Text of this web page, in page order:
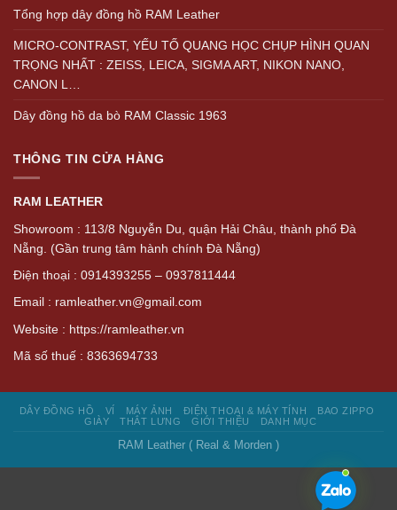
Tổng hợp dây đồng hồ RAM Leather
MICRO-CONTRAST, YẾU TỐ QUANG HỌC CHỤP HÌNH QUAN
TRỌNG NHẤT : ZEISS, LEICA, SIGMA ART, NIKON NANO,
CANON L…
Dây đồng hồ da bò RAM Classic 1963
THÔNG TIN CỬA HÀNG
RAM LEATHER
Showroom : 113/8 Nguyễn Du, quận Hải Châu, thành phố Đà
Nẵng. (Gần trung tâm hành chính Đà Nẵng)
Điện thoại : 0914393255 – 0937811444
Email : ramleather.vn@gmail.com
Website : https://ramleather.vn
Mã số thuế : 8363694733
DÂY ĐỒNG HỒ VÍ MÁY ẢNH ĐIỆN THOẠI & MÁY TÍNH
BAO ZIPPO
GIÀY
THẮT LƯNG GIỚI THIỆU DANH MỤC
RAM Leather ( Real & Morden )